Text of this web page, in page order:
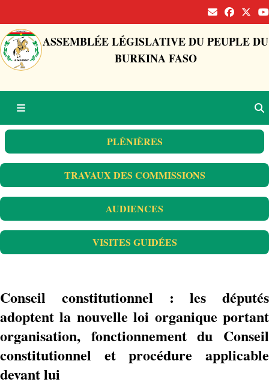
ASSEMBLÉE LÉGISLATIVE DU PEUPLE DU
BURKINA FASO
PLÉNIÈRES
TRAVAUX DES COMMISSIONS
AUDIENCES
VISITES GUIDÉES
Conseil constitutionnel : les députés
adoptent la nouvelle loi organique portant
organisation, fonctionnement du Conseil
constitutionnel et procédure applicable
devant lui